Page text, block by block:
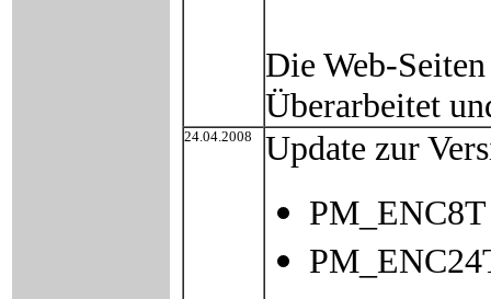
Die Web-
Überarbeitet
24.04.2008
Update zur